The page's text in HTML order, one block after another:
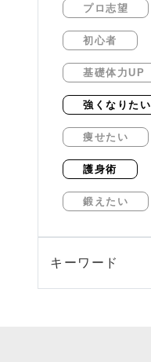
プロ志望
初心者
基礎体力UP
強くなりたい
痩せたい
護身術
鍛えたい
キーワード